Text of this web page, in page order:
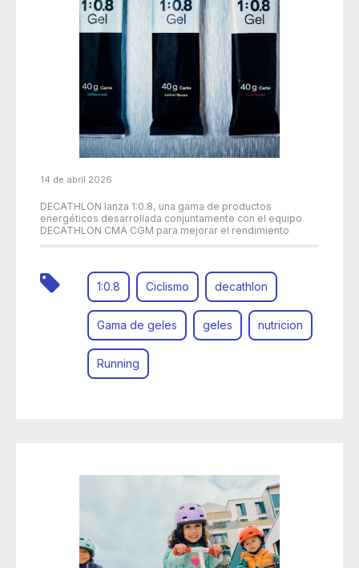
14 de abril 2026
DECATHLON lanza 1:0.8, una gama de productos
energéticos desarrollada conjuntamente con el equipo
DECATHLON CMA CGM para mejorar el rendimiento
1:0.8 Ciclismo decathlon
Gama de geles geles nutricion
Running